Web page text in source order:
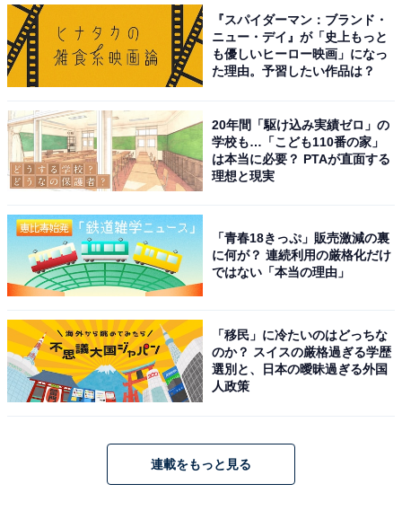
View this post on Instagram
正直、御崎は浮世離れした設定を持ち、演じるのがかな
『スパイダーマン：ブランド・
ニュー・デイ』が「史上もっと
も優しいヒーロー映画」になっ
た理由。予習したい作品は？
20年間「駆け込み実績ゼロ」の
学校も…「こども110番の家」
は本当に必要？ PTAが直面する
理想と現実
「青春18きっぷ」販売激減の裏
に何が？ 連続利用の厳格化だけ
ではない「本当の理由」
「移民」に冷たいのはどっちな
のか？ スイスの厳格過ぎる学歴
選別と、日本の曖昧過ぎる外国
人政策
連載をもっと見る